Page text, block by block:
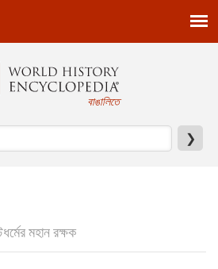
বাঙালিতে
❯
মহান রক্ষক